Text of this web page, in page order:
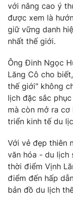
với nâng cao ý
được xem là
giữ vững danh
nhất thế giới.
Ông Đinh Ngọc
Lăng Cô cho
thế giới" không
lịch đặc sắc
mà còn mở ra
triển kinh tế du
Với vẻ đẹp thiên
văn hóa - du lịch
thời điểm Vịnh
điểm đến hấp
bản đồ du lịch